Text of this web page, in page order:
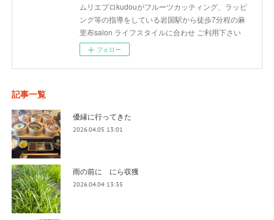
ムリエプロkudouがフルーツカッティング、ラッピ
ング等の指導をしている岩国駅から徒歩7分程の麻
里布salon ライフスタイルに合わせ ご利用下さい
フォロー
記事一覧
優縁に行ってきた
2026.04.05 13:01
雨の前に にら収獲
2026.04.04 13:35